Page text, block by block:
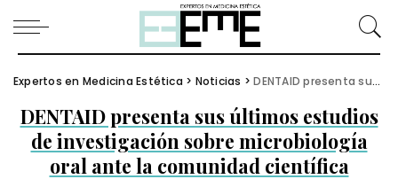
Expertos en Medicina Estética > Noticias >DENTAID presenta sus últimos estudios de investigación sobre microbiología oral ante la comunidad científica
DENTAID presenta sus últimos estudios
de investigación sobre microbiología
oral ante la comunidad científica